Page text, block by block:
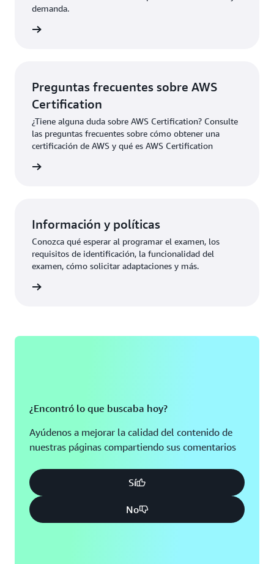
demanda.
Preguntas frecuentes sobre AWS
Certification
¿Tiene alguna duda sobre AWS Certification? Consulte
las preguntas frecuentes sobre cómo obtener una
certificación de AWS y qué es AWS Certification
Información y políticas
Conozca qué esperar al programar el examen, los
requisitos de identificación, la funcionalidad del
examen, cómo solicitar adaptaciones y más.
¿Encontró lo que buscaba hoy?
Ayúdenos a mejorar la calidad del contenido de
nuestras páginas compartiendo sus comentarios
Sí
No